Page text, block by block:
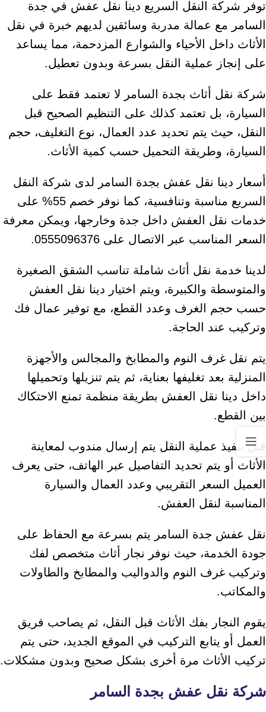
توفر شركة النقل السريع دينا نقل عفش في جدة
السامر مع عمالة مدربة وسائقين لديهم خبرة في نقل
الأثاث داخل الأحياء والشوارع المزدحمة، مما يساعد
على إنجاز عملية النقل بسرعة وبدون تعطيل.
شركة نقل أثاث بجدة السامر لا تعتمد فقط على
السيارة، بل تعتمد كذلك على التنظيم الصحيح قبل
النقل، حيث يتم تحديد عدد العمال، نوع التغليف، حجم
السيارة، وطريقة التحميل حسب كمية الأثاث.
أسعار دينا نقل عفش بجدة السامر لدى شركة النقل
السريع مناسبة وتنافسية، كما نوفر خصم 55% على
خدمات نقل العفش داخل جدة وخارجها، ويمكن معرفة
السعر المناسب عبر الاتصال على 0555096376.
لدينا خدمة نقل أثاث شاملة تناسب الشقق الصغيرة
والمتوسطة والكبيرة، ويتم اختيار دينا نقل العفش
حسب حجم الغرف وعدد القطع، مع توفير عمال فك
وتركيب عند الحاجة.
يتم نقل غرف النوم والمطابخ والمجالس والأجهزة
المنزلية بعد تغليفها بعناية، ثم يتم تنزيلها وتحميلها
داخل دينا نقل العفش بطريقة منظمة تمنع الاحتكاك
بين القطع.
قبل تنفيذ عملية النقل يتم إرسال مندوب لمعاينة
الأثاث أو يتم تحديد التفاصيل عبر الهاتف، حتى يعرف
العميل السعر التقريبي وعدد العمال والسيارة
المناسبة لنقل العفش.
نقل عفش جدة السامر يتم بسرعة مع الحفاظ على
جودة الخدمة، حيث نوفر نجار أثاث متخصص لفك
وتركيب غرف النوم والدواليب والمطابخ والطاولات
والمكاتب.
يقوم النجار بفك الأثاث قبل النقل، ثم يصاحب فريق
العمل أو يتابع التركيب في الموقع الجديد، حتى يتم
تركيب الأثاث مرة أخرى بشكل صحيح وبدون مشكلات.
شركة نقل عفش بجدة السامر